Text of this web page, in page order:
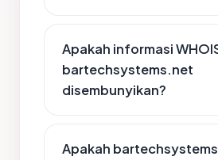
Apakah informasi
bartechsystems.net
disembunyikan?
Apakah